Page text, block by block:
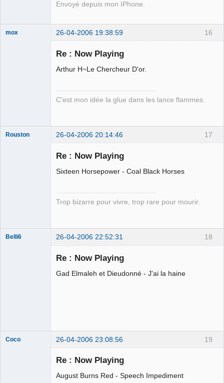
Envoyé depuis mon IPhone.
16
mox 26-04-2006 19:38:59
Re : Now Playing
Arthur H~Le Chercheur D'or.
C'est mon idée la glue dans les lance flammes.
17
Rouston 26-04-2006 20:14:46
Re : Now Playing
Sixteen Horsepower - Coal Black Horses
Trop bizarre pour vivre, trop rare pour mourir.
18
Belli6 26-04-2006 22:52:31
Re : Now Playing
Gad Elmaleh et Dieudonné - J'ai la haine
19
Coco 26-04-2006 23:08:56
Re : Now Playing
August Burns Red - Speech Impediment